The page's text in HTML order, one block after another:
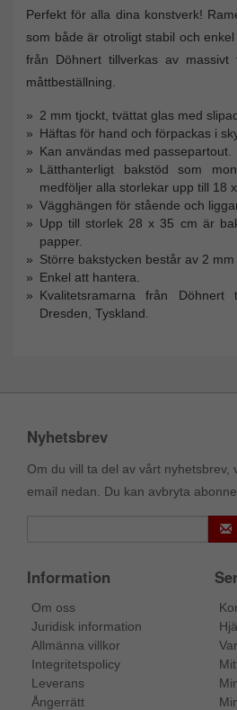
Perfekt för alla dina konstverk!
som både är otroligt stabil och
från Döhnert tillverkas av
måttbeställning.
2 mm tjockt, tvättat glas med
Häftas för hand och förpackas i
Kan användas med passepartout.
Lätthanterligt bakstöd som
medföljer alla storlekar upp till 18 x
Vägghängen för stående och
Upp till storlek 28 x 35 cm är
papper.
Större bakstycken består av 2 mm
Enkel att hantera.
Kvalitetsramarna från Döhnert
Dresden, Tyskland.
Nyhetsbrev
Om du vill ta del av vårt nyhetsbrev,
email nedan. Du kan avbryta
Information
Om oss
Juridisk information
Allmänna villkor
Integritetspolicy
Leverans
Ångerrätt